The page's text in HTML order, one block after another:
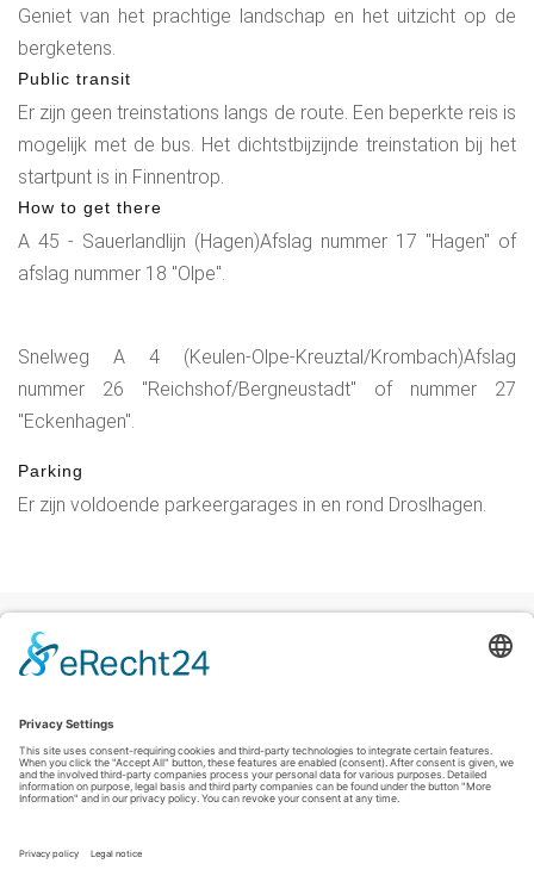
Geniet van het prachtige landschap en het uitzicht op de
bergketens.
Public transit
Er zijn geen treinstations langs de route. Een beperkte reis is
mogelijk met de bus. Het dichtstbijzijnde treinstation bij het
startpunt is in Finnentrop.
How to get there
A 45 - Sauerlandlijn (Hagen)Afslag nummer 17 "Hagen" of
afslag nummer 18 "Olpe".
Snelweg A 4 (Keulen-Olpe-Kreuztal/Krombach)Afslag
nummer 26 "Reichshof/Bergneustadt" of nummer 27
"Eckenhagen".
Parking
Er zijn voldoende parkeergarages in en rond Droslhagen.
Colofon|Privacyverklaring|Verklaring inzake toegankelijkheid
Contact